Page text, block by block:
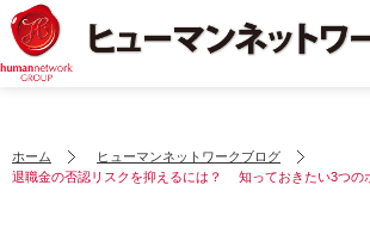
ホーム
ヒューマンネットワークブログ
退職金の否認リスクを抑えるには？ 知っておきたい3つの